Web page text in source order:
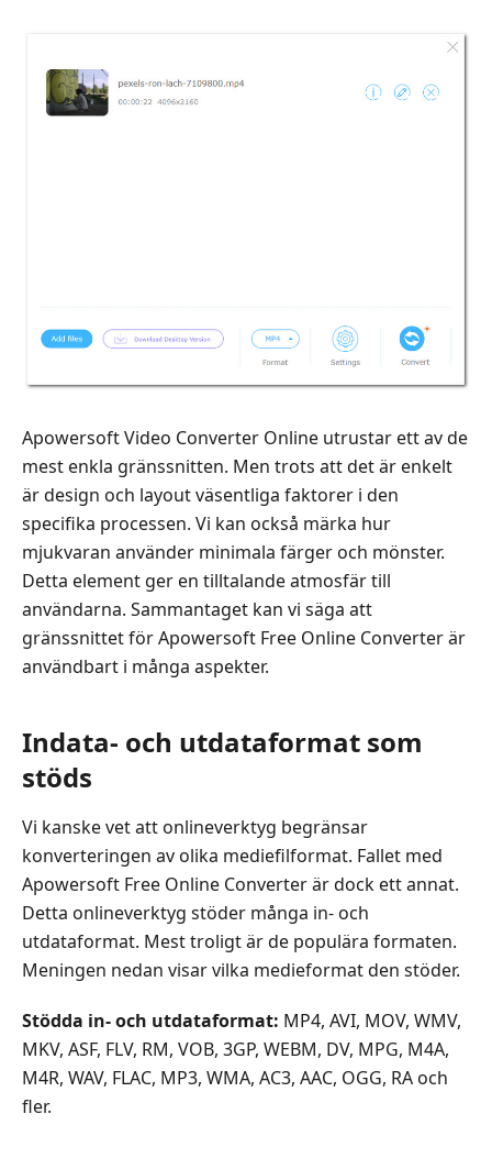
Apowersoft Video Converter Online utrustar ett av de
mest enkla gränssnitten. Men trots att det är enkelt
är design och layout väsentliga faktorer i den
specifika processen. Vi kan också märka hur
mjukvaran använder minimala färger och mönster.
Detta element ger en tilltalande atmosfär till
användarna. Sammantaget kan vi säga att
gränssnittet för Apowersoft Free Online Converter är
användbart i många aspekter.
Indata- och utdataformat som
stöds
Vi kanske vet att onlineverktyg begränsar
konverteringen av olika mediefilformat. Fallet med
Apowersoft Free Online Converter är dock ett annat.
Detta onlineverktyg stöder många in- och
utdataformat. Mest troligt är de populära formaten.
Meningen nedan visar vilka medieformat den stöder.
Stödda in- och utdataformat: MP4, AVI, MOV, WMV,
MKV, ASF, FLV, RM, VOB, 3GP, WEBM, DV, MPG, M4A,
M4R, WAV, FLAC, MP3, WMA, AC3, AAC, OGG, RA och
fler.